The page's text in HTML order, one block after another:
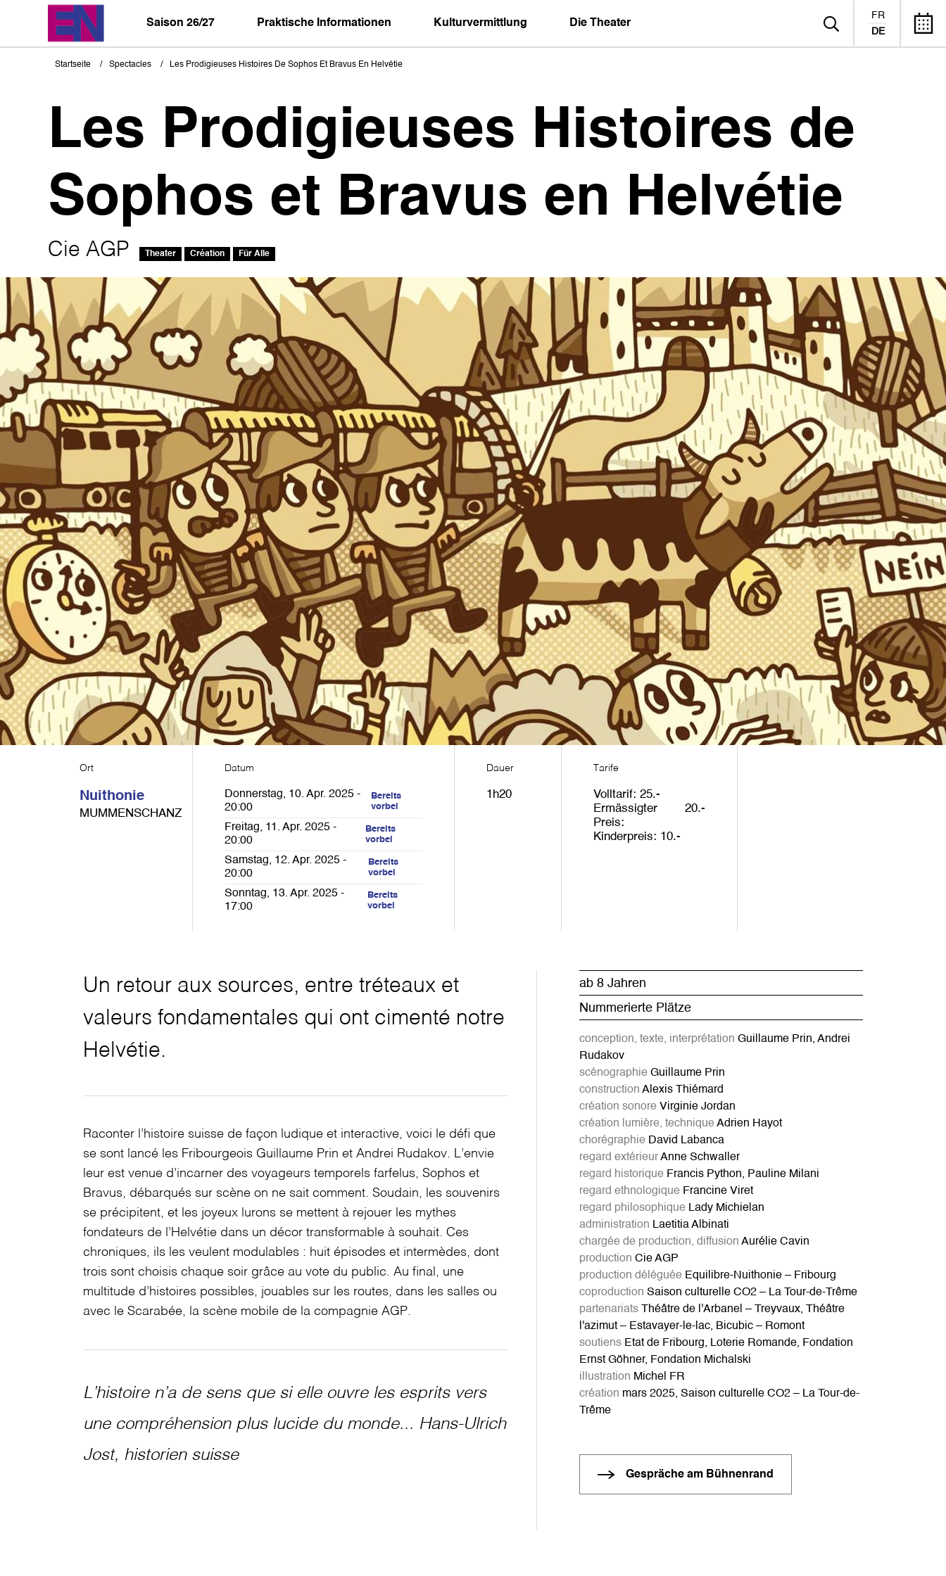
Saison 26/27 Praktische Informationen Kulturvermittlung Die Theater
FR
DE
Pfadnavigation
Startseite Spectacles Les Prodigieuses Histoires De Sophos Et Bravus En Helvétie
Les Prodigieuses Histoires de
Sophos et Bravus en Helvétie
Cie AGP Theater Création Für Alle
Bild
Ort
Nuithonie
MUMMENSCHANZ
Datum
Donnerstag, 10. Apr. 2025 -
20:00
Bereits
vorbei
Freitag, 11. Apr. 2025 -
20:00
Bereits
vorbei
Samstag, 12. Apr. 2025 -
20:00
Bereits
vorbei
Sonntag, 13. Apr. 2025 -
17:00
Bereits
vorbei
Dauer
1h20
Tarife
Volltarif
25
Ermässigter
Preis
20
Kinderpreis 10
Un retour aux sources, entre tréteaux et
valeurs fondamentales qui ont cimenté notre
Helvétie.
Raconter l’histoire suisse de façon ludique et interactive, voici le défi que
se sont lancé les Fribourgeois Guillaume Prin et Andrei Rudakov. L’envie
leur est venue d’incarner des voyageurs temporels farfelus, Sophos et
Bravus, débarqués sur scène on ne sait comment. Soudain, les souvenirs
se précipitent, et les joyeux lurons se mettent à rejouer les mythes
fondateurs de l’Helvétie dans un décor transformable à souhait. Ces
chroniques, ils les veulent modulables : huit épisodes et intermèdes, dont
trois sont choisis chaque soir grâce au vote du public. Au final, une
multitude d’histoires possibles, jouables sur les routes, dans les salles ou
avec le Scarabée, la scène mobile de la compagnie AGP.
L’histoire n’a de sens que si elle ouvre les esprits vers
une compréhension plus lucide du monde... Hans-Ulrich
Jost, historien suisse
ab 8 Jahren
Nummerierte Plätze
conception, texte, interprétation Guillaume Prin, Andrei
Rudakov
scénographieGuillaume Prin
construction Alexis Thiémard
création sonoreVirginie Jordan
création lumière, techniqueAdrien Hayot
chorégraphieDavid Labanca
regard extérieurAnne Schwaller
regard historiqueFrancis Python, Pauline Milani
regard ethnologiqueFrancine Viret
regard philosophiqueLady Michielan
administration Laetitia Albinati
chargée de production, diffusion Aurélie Cavin
production Cie AGP
production déléguéeEquilibre-Nuithonie – Fribourg
coproduction Saison culturelle CO2 – La Tour-de-Trême
partenariatsThéâtre de l'Arbanel – Treyvaux, Théâtre
l'azimut – Estavayer-le-lac, Bicubic – Romont
soutiensEtat de Fribourg, Loterie Romande, Fondation
Ernst Göhner, Fondation Michalski
illustration Michel FR
création mars 2025, Saison culturelle CO2 – La Tour-de-
Trême
Gespräche am Bühnenrand